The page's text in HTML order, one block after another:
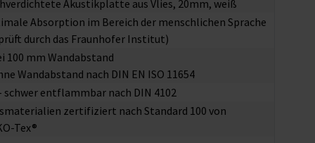
Akustikplatte aus Vlies, 20mm, weiß
Absorption im Bereich der menschlichen Sprache
durch das Fraunhofer Institut)
100 mm Wandabstand
Wandabstand nach DIN EN ISO 11654
schwer entflammbar nach DIN 4102
zertifiziert nach Standard 100 von
Tex®